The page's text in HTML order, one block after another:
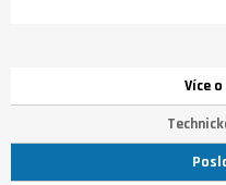
Více